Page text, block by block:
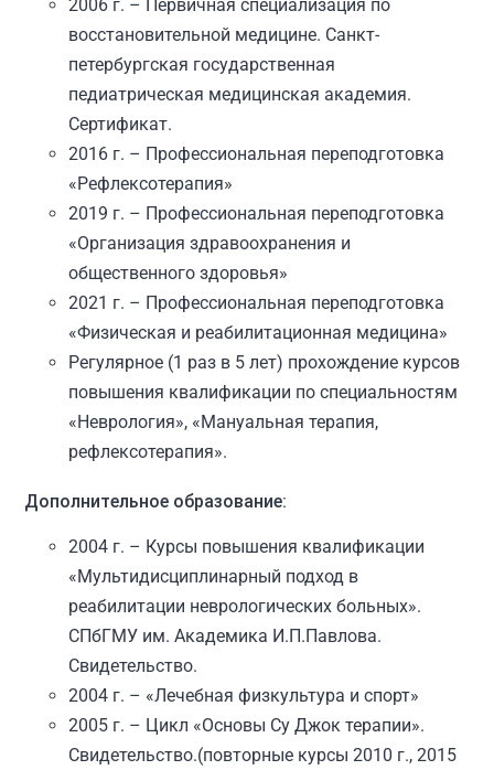
2006 г. – Первичная специализация по
восстановительной медицине. Санкт-
петербургская государственная
педиатрическая медицинская академия.
Сертификат.
2016 г. – Профессиональная переподготовка
«Рефлексотерапия»
2019 г. – Профессиональная переподготовка
«Организация здравоохранения и
общественного здоровья»
2021 г. – Профессиональная переподготовка
«Физическая и реабилитационная медицина»
Регулярное (1 раз в 5 лет) прохождение курсов
повышения квалификации по специальностям
«Неврология», «Мануальная терапия,
рефлексотерапия».
Дополнительное образование:
2004 г. – Курсы повышения квалификации
«Мультидисциплинарный подход в
реабилитации неврологических больных».
СПбГМУ им. Академика И.П.Павлова.
Свидетельство.
2004 г. – «Лечебная физкультура и спорт»
2005 г. – Цикл «Основы Су Джок терапии».
Свидетельство.(повторные курсы 2010 г., 2015